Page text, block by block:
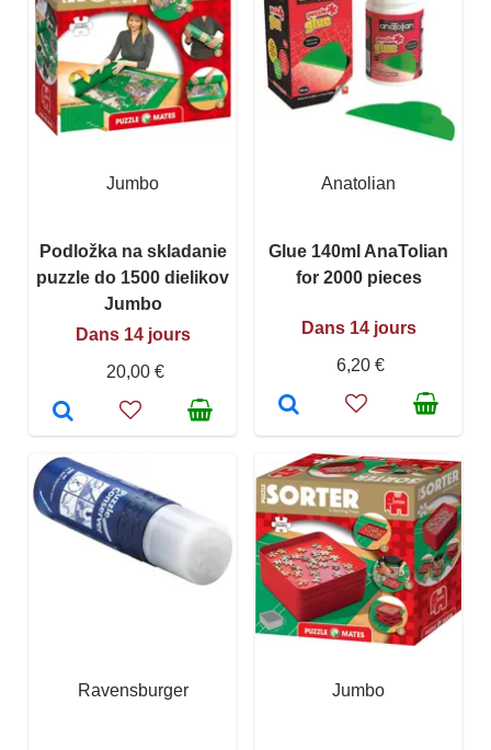
Jumbo
Podložka na skladanie
puzzle do 1500 dielikov
Jumbo
Dans 14 jours
20,00 €
Anatolian
Glue 140ml AnaTolian
for 2000 pieces
Dans 14 jours
6,20 €
Ravensburger Jumbo